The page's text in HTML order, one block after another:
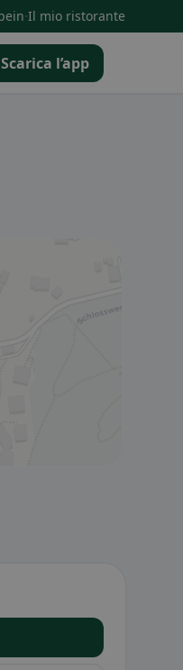
·Il mio ristorante
Scarica l’app